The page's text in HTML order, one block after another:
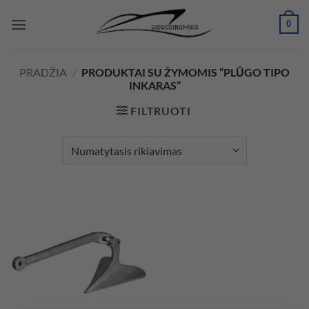
0
PRADŽIA / PRODUKTAI SU ŽYMOMIS “PLŪGO TIPO
INKARAS”
FILTRUOTI